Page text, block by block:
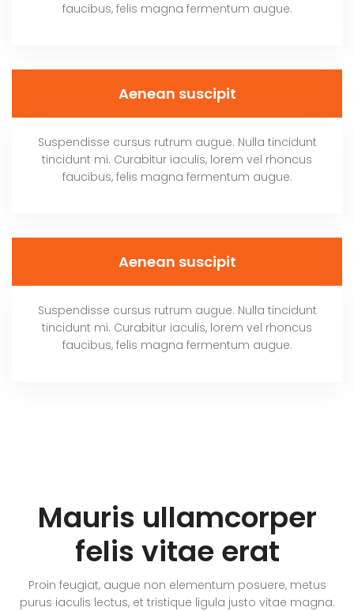
faucibus, felis magna fermentum augue.
Aenean suscipit
Suspendisse cursus rutrum augue. Nulla tincidunt
tincidunt mi. Curabitur iaculis, lorem vel rhoncus
faucibus, felis magna fermentum augue.
Aenean suscipit
Suspendisse cursus rutrum augue. Nulla tincidunt
tincidunt mi. Curabitur iaculis, lorem vel rhoncus
faucibus, felis magna fermentum augue.
Mauris ullamcorper
felis vitae erat
Proin feugiat, augue non elementum posuere, metus
purus iaculis lectus, et tristique ligula justo vitae magna.